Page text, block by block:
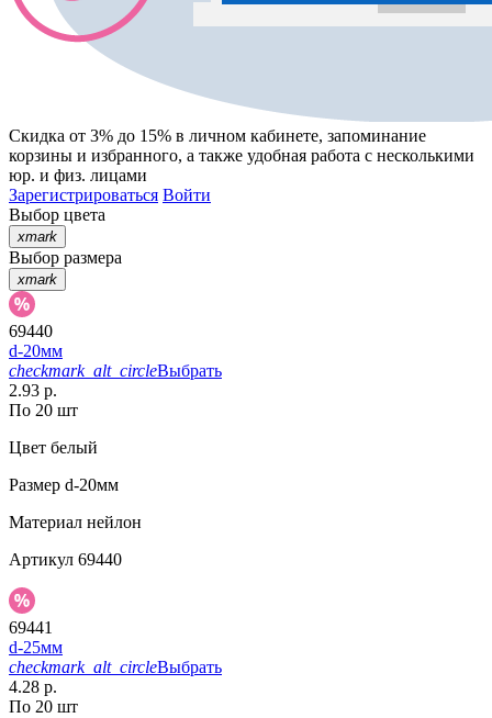
Скидка от 3% до 15% в личном кабинете, запоминание
корзины и избранного, а также удобная работа с несколькими
юр. и физ. лицами
Зарегистрироваться Войти
Выбор цвета
xmark
Выбор размера
xmark
69440
d-20мм
checkmark_alt_circleВыбрать
2.93 р.
По 20 шт
Цвет белый
Размер d-20мм
Материал нейлон
Артикул 69440
69441
d-25мм
checkmark_alt_circleВыбрать
4.28 р.
По 20 шт